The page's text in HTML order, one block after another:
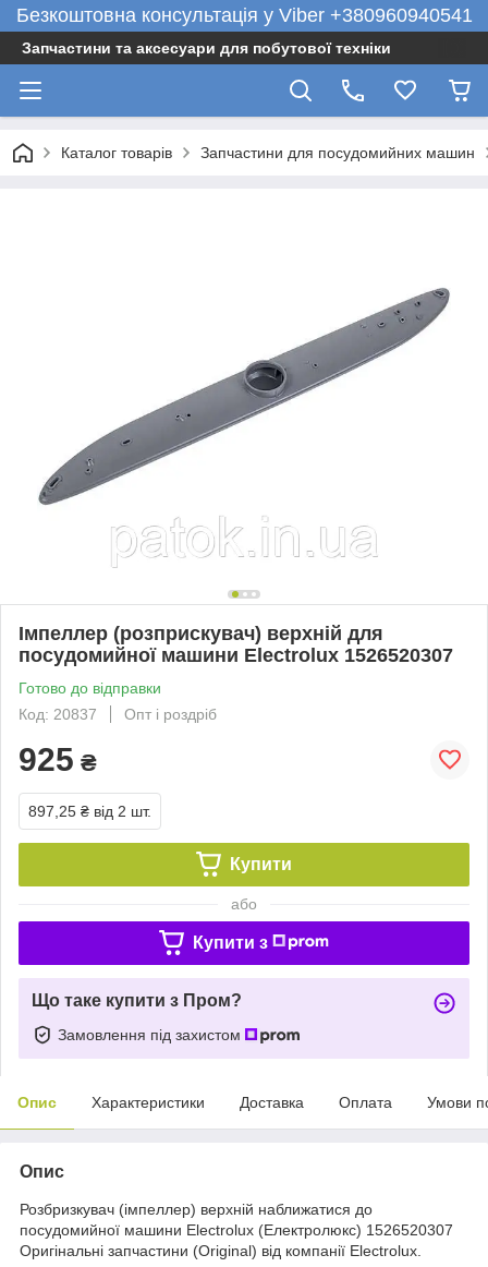
Безкоштовна консультація у Viber +380960940541
Запчастини та аксесуари для побутової техніки
Каталог товарів Запчастини для посудомийних машин
Імпеллер (розприскувач) верхній для
посудомийної машини Electrolux 1526520307
Готово до відправки
Код: 20837
Опт і роздріб
925 ₴
897,25 ₴ від 2 шт.
Купити
або
Купити з
Що таке купити з Пром?
Замовлення під захистом
Опис Характеристики Доставка Оплата Умови
Опис
Розбризкувач (імпеллер) верхній наближатися до
посудомийної машини Electrolux (Електролюкс) 1526520307
Оригінальні запчастини (Original) від компанії Electrolux.